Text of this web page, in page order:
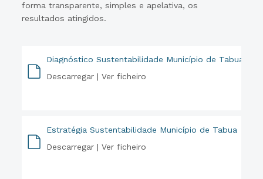
forma transparente, simples e apelativa, os
resultados atingidos.
Diagnóstico Sustentabilidade Município de Tabua
Descarregar |Ver ficheiro
Estratégia Sustentabilidade Município de Tabua
Descarregar |Ver ficheiro